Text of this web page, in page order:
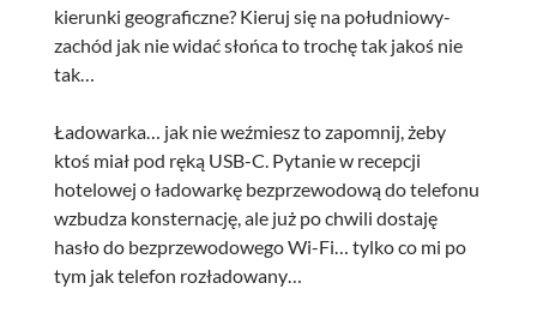
kierunki geograficzne? Kieruj się na południowy-
zachód jak nie widać słońca to trochę tak jakoś nie
tak…
Ładowarka… jak nie weźmiesz to zapomnij, żeby
ktoś miał pod ręką USB-C. Pytanie w recepcji
hotelowej o ładowarkę bezprzewodową do telefonu
wzbudza konsternację, ale już po chwili dostaję
hasło do bezprzewodowego Wi-Fi… tylko co mi po
tym jak telefon rozładowany…